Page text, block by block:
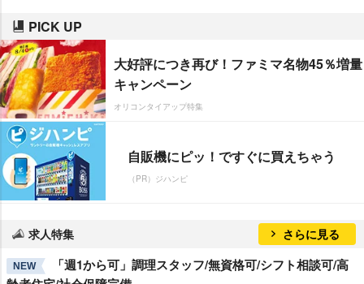
候補となった。
PICK UP
大好評につき再び！ファミマ名物45％増量
キャンペーン
オリコンタイアップ特集
自販機にピッ！ですぐに買えちゃう
（PR）ジハンピ
求人特集 さらに見る
NEW
「週1から可」調理スタッフ/無資格可/シフト相談可/高